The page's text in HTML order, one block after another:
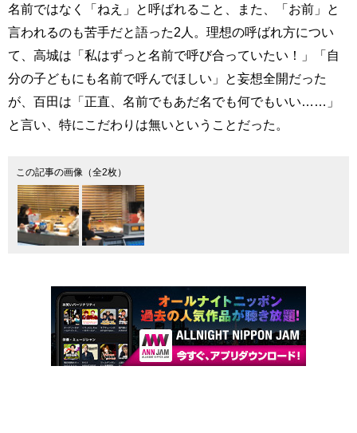
名前ではなく「ねえ」と呼ばれること、また、「お前」と
言われるのも苦手だと語った2人。理想の呼ばれ方につい
て、高城は「私はずっと名前で呼び合っていたい！」「自
分の子どもにも名前で呼んでほしい」と妄想全開だった
が、百田は「正直、名前でもあだ名でも何でもいい……」
と言い、特にこだわりは無いということだった。
この記事の画像（全2枚）